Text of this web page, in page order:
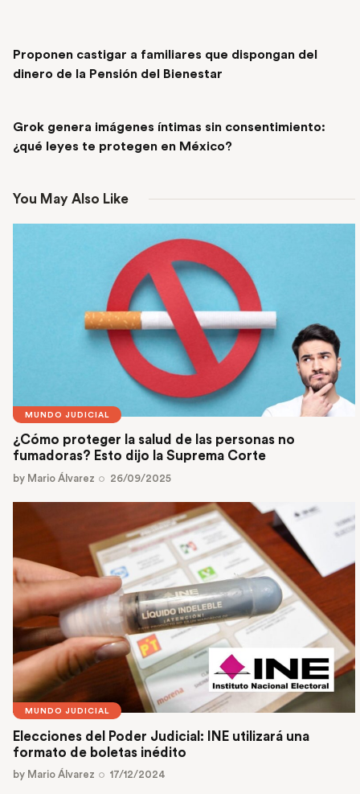
Proponen castigar a familiares que dispongan del
dinero de la Pensión del Bienestar
Grok genera imágenes íntimas sin consentimiento:
¿qué leyes te protegen en México?
You May Also Like
MUNDO JUDICIAL
¿Cómo proteger la salud de las personas no
fumadoras? Esto dijo la Suprema Corte
by Mario Álvarez 26/09/2025
MUNDO JUDICIAL
Elecciones del Poder Judicial: INE utilizará una
formato de boletas inédito
by Mario Álvarez 17/12/2024